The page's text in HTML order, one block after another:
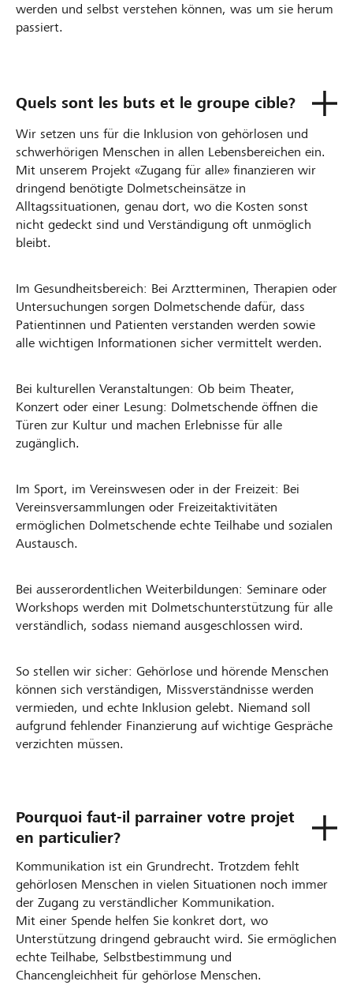
werden und selbst verstehen können, was um sie herum
passiert.
Quels sont les buts et le groupe cible?
Wir setzen uns für die Inklusion von gehörlosen und
schwerhörigen Menschen in allen Lebensbereichen ein.
Mit unserem Projekt «Zugang für alle» finanzieren wir
dringend benötigte Dolmetscheinsätze in
Alltagssituationen, genau dort, wo die Kosten sonst
nicht gedeckt sind und Verständigung oft unmöglich
bleibt.
Im Gesundheitsbereich: Bei Arztterminen, Therapien oder
Untersuchungen sorgen Dolmetschende dafür, dass
Patientinnen und Patienten verstanden werden sowie
alle wichtigen Informationen sicher vermittelt werden.
Bei kulturellen Veranstaltungen: Ob beim Theater,
Konzert oder einer Lesung: Dolmetschende öffnen die
Türen zur Kultur und machen Erlebnisse für alle
zugänglich.
Im Sport, im Vereinswesen oder in der Freizeit: Bei
Vereinsversammlungen oder Freizeitaktivitäten
ermöglichen Dolmetschende echte Teilhabe und sozialen
Austausch.
Bei ausserordentlichen Weiterbildungen: Seminare oder
Workshops werden mit Dolmetschunterstützung für alle
verständlich, sodass niemand ausgeschlossen wird.
So stellen wir sicher: Gehörlose und hörende Menschen
können sich verständigen, Missverständnisse werden
vermieden, und echte Inklusion gelebt. Niemand soll
aufgrund fehlender Finanzierung auf wichtige Gespräche
verzichten müssen.
Pourquoi faut-il parrainer votre projet
en particulier?
Kommunikation ist ein Grundrecht. Trotzdem fehlt
gehörlosen Menschen in vielen Situationen noch immer
der Zugang zu verständlicher Kommunikation.
Mit einer Spende helfen Sie konkret dort, wo
Unterstützung dringend gebraucht wird. Sie ermöglichen
echte Teilhabe, Selbstbestimmung und
Chancengleichheit für gehörlose Menschen.